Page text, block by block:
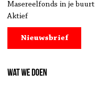
Masereelfonds in je buurt
Aktief
Nieuwsbrief
Wat we doen